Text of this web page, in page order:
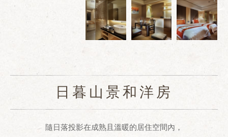
日暮山景和洋房
隨日落投影在成熟且溫暖的居住空間內，